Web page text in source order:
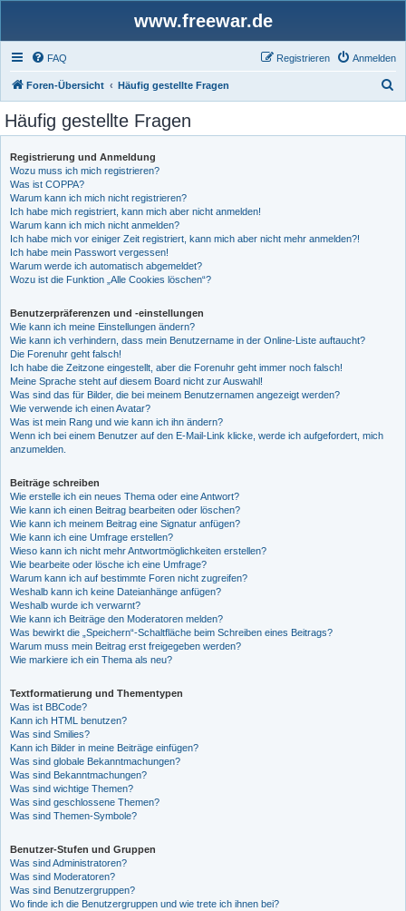
www.freewar.de
FAQ Anmelden
Registrieren
Foren-Übersicht Häufig gestellte Fragen
Häufig gestellte Fragen
Registrierung und Anmeldung
Wozu muss ich mich registrieren?
Was ist COPPA?
Warum kann ich mich nicht registrieren?
Ich habe mich registriert, kann mich aber nicht anmelden!
Warum kann ich mich nicht anmelden?
Ich habe mich vor einiger Zeit registriert, kann mich aber nicht mehr anmelden?!
Ich habe mein Passwort vergessen!
Warum werde ich automatisch abgemeldet?
Wozu ist die Funktion „Alle Cookies löschen“?
Benutzerpräferenzen und -einstellungen
Wie kann ich meine Einstellungen ändern?
Wie kann ich verhindern, dass mein Benutzername in der Online-Liste auftaucht?
Die Forenuhr geht falsch!
Ich habe die Zeitzone eingestellt, aber die Forenuhr geht immer noch falsch!
Meine Sprache steht auf diesem Board nicht zur Auswahl!
Was sind das für Bilder, die bei meinem Benutzernamen angezeigt werden?
Wie verwende ich einen Avatar?
Was ist mein Rang und wie kann ich ihn ändern?
Wenn ich bei einem Benutzer auf den E-Mail-Link klicke, werde ich aufgefordert, mich
anzumelden.
Beiträge schreiben
Wie erstelle ich ein neues Thema oder eine Antwort?
Wie kann ich einen Beitrag bearbeiten oder löschen?
Wie kann ich meinem Beitrag eine Signatur anfügen?
Wie kann ich eine Umfrage erstellen?
Wieso kann ich nicht mehr Antwortmöglichkeiten erstellen?
Wie bearbeite oder lösche ich eine Umfrage?
Warum kann ich auf bestimmte Foren nicht zugreifen?
Weshalb kann ich keine Dateianhänge anfügen?
Weshalb wurde ich verwarnt?
Wie kann ich Beiträge den Moderatoren melden?
Was bewirkt die „Speichern“-Schaltfläche beim Schreiben eines Beitrags?
Warum muss mein Beitrag erst freigegeben werden?
Wie markiere ich ein Thema als neu?
Textformatierung und Thementypen
Was ist BBCode?
Kann ich HTML benutzen?
Was sind Smilies?
Kann ich Bilder in meine Beiträge einfügen?
Was sind globale Bekanntmachungen?
Was sind Bekanntmachungen?
Was sind wichtige Themen?
Was sind geschlossene Themen?
Was sind Themen-Symbole?
Benutzer-Stufen und Gruppen
Was sind Administratoren?
Was sind Moderatoren?
Was sind Benutzergruppen?
Wo finde ich die Benutzergruppen und wie trete ich ihnen bei?